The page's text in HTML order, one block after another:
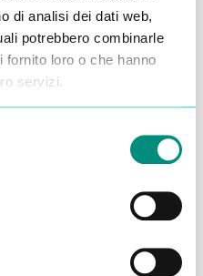
di analisi dei dati web,
potrebbero combinarle
loro o che hanno
servizi.